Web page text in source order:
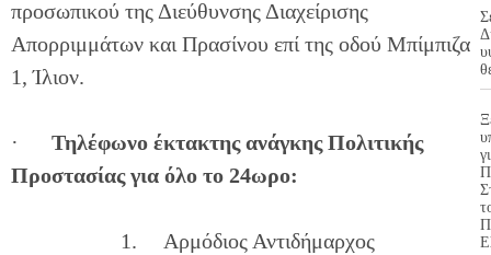
προσωπικού της Διεύθυνσης Διαχείρισης
Απορριμμάτων και Πρασίνου επί της οδού Μπίμπιζα
1, Ίλιον.
· Τηλέφωνο έκτακτης ανάγκης Πολιτικής
Προστασίας για όλο το 24ωρο:
1. Αρμόδιος Αντιδήμαρχος